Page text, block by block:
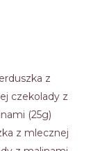
z mlecznej